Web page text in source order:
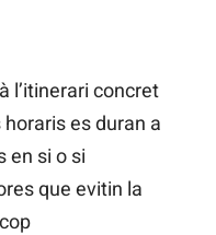
l’itinerari concret
es duran a
en si o si
que evitin la